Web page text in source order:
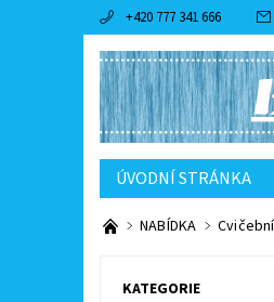
+420 777 341 666
ÚVODNÍ STRÁNKA
NABÍDKA
KATEGORIE